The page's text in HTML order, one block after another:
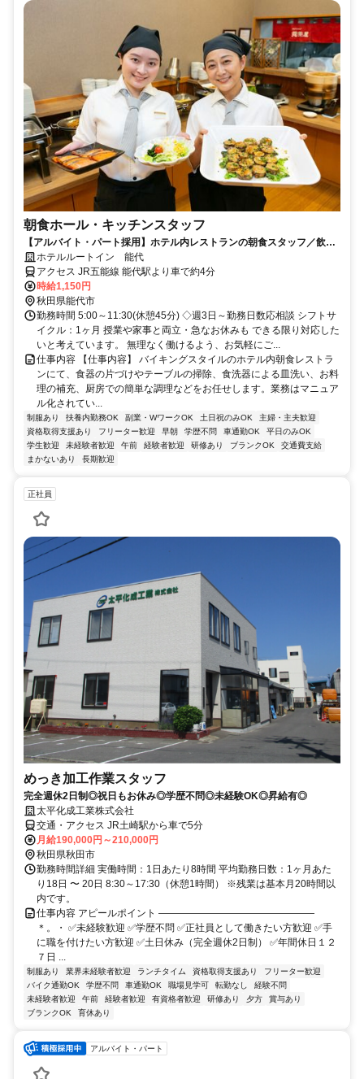
朝食ホール・キッチンスタッフ
【アルバイト・パート採用】ホテル内レストランの朝食スタッフ／飲食
未経験歓迎！主婦(夫)さん活躍中
ホテルルートイン 能代
アクセス JR五能線 能代駅より車で約4分
時給1,150円
秋田県能代市
勤務時間 5:00～11:30(休憩45分) ◇週3日～勤務日数応相談 シフトサ
イクル：1ヶ月 授業や家事と両立・急なお休みも できる限り対応した
いと考えています。 無理なく働けるよう、お気軽にご...
仕事内容 【仕事内容】 バイキングスタイルのホテル内朝食レストラ
ンにて、食器の片づけやテーブルの掃除、食洗器による皿洗い、お料
理の補充、厨房での簡単な調理などをお任せします。業務はマニュア
ル化されてい...
制服あり 扶養内勤務OK 副業・WワークOK 土日祝のみOK
主婦・主夫歓迎
資格取得支援あり
フリーター歓迎 早朝 学歴不問 車通勤OK
平日のみOK
学生歓迎
未経験者歓迎 午前 経験者歓迎 研修あり ブランクOK
交通費支給
まかないあり
長期歓迎
正社員
めっき加工作業スタッフ
完全週休2日制◎祝日もお休み◎学歴不問◎未経験OK◎昇給有◎
太平化成工業株式会社
交通・アクセス JR土崎駅から車で5分
月給190,000円～210,000円
秋田県秋田市
勤務時間詳細 実働時間：1日あたり8時間 平均勤務日数：1ヶ月あた
り18日 〜 20日 8:30～17:30（休憩1時間） ※残業は基本月20時間以
内です。
仕事内容 アピールポイント ――――――――――――――――
＊。・ ✅未経験歓迎 ✅学歴不問 ✅正社員として働きたい方歓迎 ✅手
に職を付けたい方歓迎 ✅土日休み（完全週休2日制） ✅年間休日１２
７日 ...
制服あり 業界未経験者歓迎 ランチタイム 資格取得支援あり
フリーター歓迎
バイク通勤OK
学歴不問 車通勤OK 職場見学可 転勤なし
経験不問
未経験者歓迎
午前 経験者歓迎 有資格者歓迎 研修あり 夕方
賞与あり
ブランクOK
育休あり
アルバイト・パート